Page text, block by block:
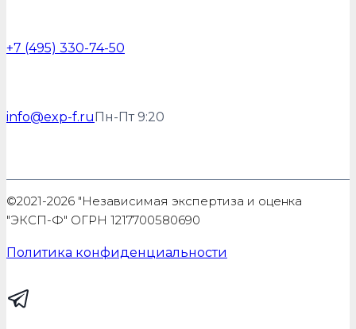
+7 (495) 330-74-50
info@exp-f.ruПн-Пт 9:20
©2021-2026 "Независимая экспертиза и оценка
"ЭКСП-Ф" ОГРН 1217700580690
Политика конфиденциальности